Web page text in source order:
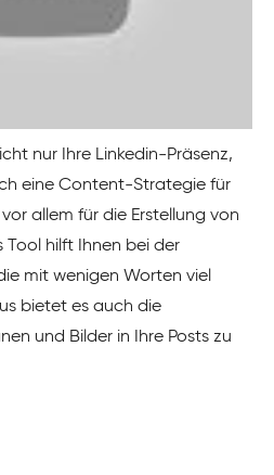
nur Ihre Linkedin-Präsenz,
eine Content-Strategie für
vor allem für die Erstellung von
Tool hilft Ihnen bei der
mit wenigen Worten viel
bietet es auch die
und Bilder in Ihre Posts zu